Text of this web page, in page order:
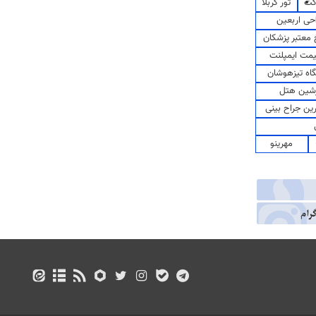
اربعین
پزشکان
ایمپلنت
تیزهوشان
هتل
جراح بینی
مهرینو